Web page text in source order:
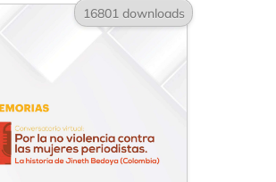
16801 downloads